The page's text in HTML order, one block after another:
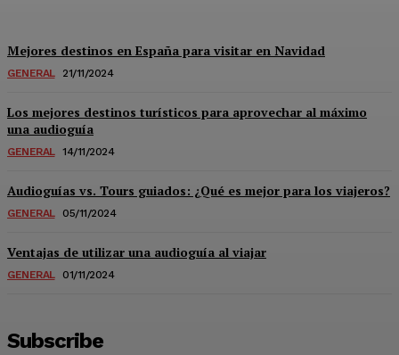
Mejores destinos en España para visitar en Navidad
GENERAL 21/11/2024
Los mejores destinos turísticos para aprovechar al máximo
una audioguía
GENERAL 14/11/2024
Audioguías vs. Tours guiados: ¿Qué es mejor para los viajeros?
GENERAL 05/11/2024
Ventajas de utilizar una audioguía al viajar
GENERAL 01/11/2024
Subscribe